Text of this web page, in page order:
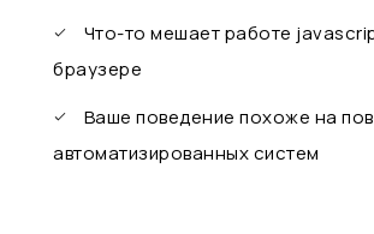
Что-то мешает работе
браузере
Ваше поведение похоже на
автоматизированных систем